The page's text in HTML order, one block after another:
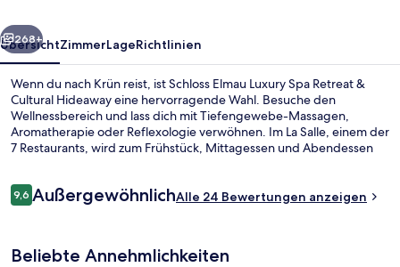
Cultural
Hideaway
Weiter
268+
ÜbersichtZimmerLageRichtlinien
Wenn du nach Krün reist, ist Schloss Elmau Luxury Spa Retreat &
Cultural Hideaway eine hervorragende Wahl. Besuche den
Wellnessbereich und lass dich mit Tiefengewebe-Massagen,
Aromatherapie oder Reflexologie verwöhnen. Im La Salle, einem der
7 Restaurants, wird zum Frühstück, Mittagessen und Abendessen
rund um die Uhr geöffneten Fitnessbereich.
Bewertungen
9,69,6 von 10.
AußergewöhnlichAlle 24 Bewertungen anzeigen
Beliebte Annehmlichkeiten